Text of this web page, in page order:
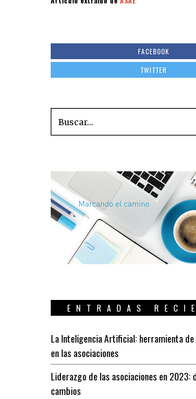
FACEBOOK
TWITTER
ENTRADAS
La Inteligencia Artificial: herramienta
en las asociaciones
Liderazgo de las asociaciones en 2023:
cambios